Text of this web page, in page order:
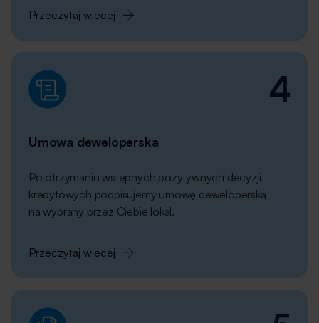
Przeczytaj wiecej
4
Umowa deweloperska
Po otrzymaniu wstępnych pozytywnych decyzji
kredytowych podpisujemy umowę deweloperską
na wybrany przez Ciebie lokal.
Przeczytaj wiecej